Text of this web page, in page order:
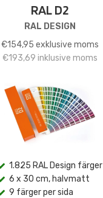
RAL D2
RAL DESIGN
€154,95 exklusive moms
€193,69 inklusive moms
1.825 RAL Design färger
6 x 30 cm, halvmatt
9 färger per sida